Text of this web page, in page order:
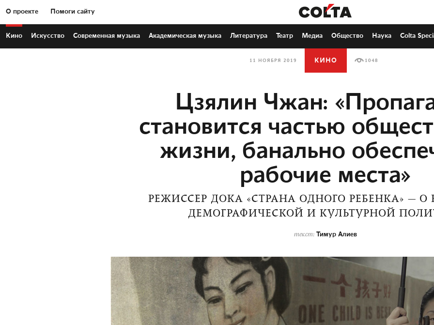
О проекте Помоги сайту
Кино Искусство Современная музыка Академическая музыка Литература Театр Медиа Общество Наука Colta
11 НОЯБРЯ 2019 КИНО 1048
Цзялин Чжан:
становится частью
жизни, банально
рабочие места»
РЕЖИССЕР ДОКА «СТРАНА ОДНОГО РЕБЕНКА» —
ДЕМОГРАФИЧЕСКОЙ И КУЛЬТУРНОЙ
текст: Тимур Алиев